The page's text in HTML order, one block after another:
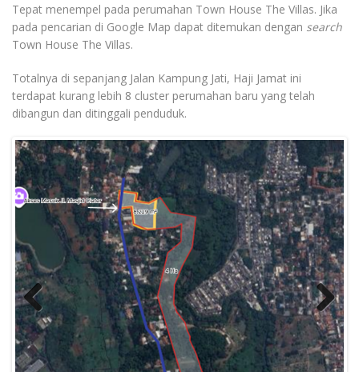
Tepat menempel pada perumahan Town House The Villas. Jika
pada pencarian di Google Map dapat ditemukan dengan search
Town House The Villas.
Totalnya di sepanjang Jalan Kampung Jati, Haji Jamat ini
terdapat kurang lebih 8 cluster perumahan baru yang telah
dibangun dan ditinggali penduduk.
Previous Next